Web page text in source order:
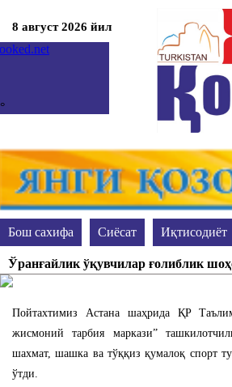
8 август 2026 йил
08
на неделю
prev
Бош сахифа Сиёсат Иқтисодиёт
Жиноят ва жазо Акс-садо Таълим
Ўранғайлик ўқувчилар ғолиблик
Пойтахтимиз Астана шаҳрида ҚР
жисмоний тарбия маркази”
шахмат, шашка ва тўққиз қумалоқ спорт
ўтди.